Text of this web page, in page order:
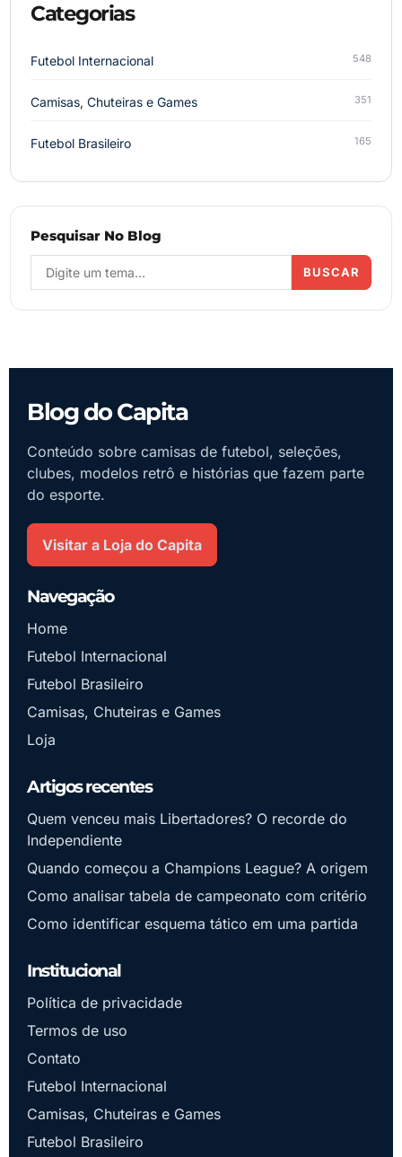
Categorias
Futebol Internacional 548
Camisas, Chuteiras e Games 351
Futebol Brasileiro 165
Pesquisar No Blog
BUSCAR
Blog do Capita
Conteúdo sobre camisas de futebol, seleções,
clubes, modelos retrô e histórias que fazem parte
do esporte.
Visitar a Loja do Capita
Navegação
Home
Futebol Internacional
Futebol Brasileiro
Camisas, Chuteiras e Games
Loja
Artigos recentes
Quem venceu mais Libertadores? O recorde do
Independiente
Quando começou a Champions League? A origem
Como analisar tabela de campeonato com critério
Como identificar esquema tático em uma partida
Institucional
Política de privacidade
Termos de uso
Contato
Futebol Internacional
Camisas, Chuteiras e Games
Futebol Brasileiro